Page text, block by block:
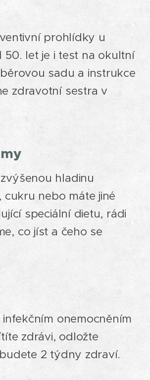
prohlídky u
50. let je i test na okultní
sadu a instrukce
zdravotní sestra v
hladinu
cukru nebo máte jiné
speciální dietu, rádi
co jíst a čeho se
onemocněním
zdrávi, odložte
2 týdny zdraví.